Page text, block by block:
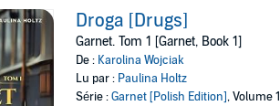
Droga [Drugs]
Garnet. Tom 1 [Garnet, Book 1]
De : Karolina Wojciak
Lu par : Paulina Holtz
Série :Garnet [Polish Edition], Volume 1